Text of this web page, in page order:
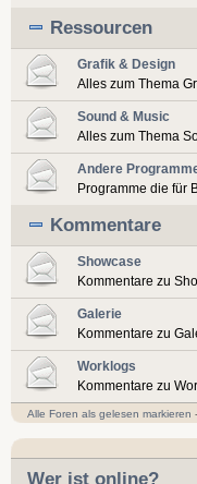
Ressourcen
Grafik & Design
Alles zum Thema
Sound & Music
Alles zum Thema
Andere
Programme die für
Kommentare
Showcase
Kommentare zu
Galerie
Kommentare zu
Worklogs
Kommentare zu
Alle Foren als gelesen markieren -
Wer ist online?